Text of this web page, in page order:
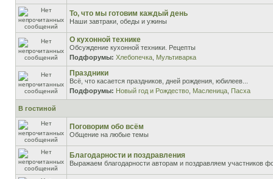
То, что мы готовим каждый день
Наши завтраки, обеды и ужины
О кухонной технике
Обсуждение кухонной техники. Рецепты
Подфорумы: Хлебопечка Мультиварка
Праздники
Всё, что касается праздников, дней рождения, юбилеев...
Подфорумы: Новый год и Рождество Масленица Пасха
В гостиной
Поговорим обо всём
Общение на любые темы
Благодарности и поздравления
Выражаем благодарности авторам и поздравляем участников